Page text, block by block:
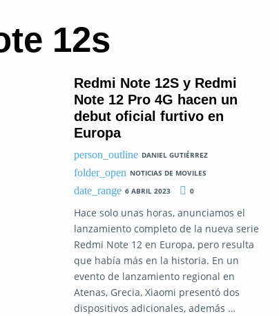
12s
Redmi Note 12S y Redmi
Note 12 Pro 4G hacen un
debut oficial furtivo en
Europa
DANIEL GUTIÉRREZ
NOTICIAS DE MOVILES
6 ABRIL 2023
0
Hace solo unas horas, anunciamos el
lanzamiento completo de la nueva serie
Redmi Note 12 en Europa, pero resulta
que había más en la historia. En un
evento de lanzamiento regional en
Atenas, Grecia, Xiaomi presentó dos
dispositivos adicionales, además …